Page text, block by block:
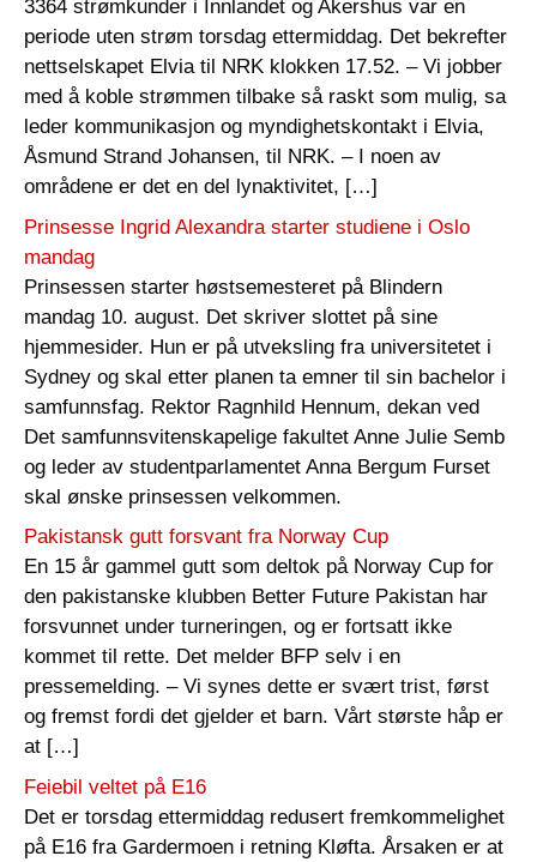
3364 strømkunder i Innlandet og Akershus var en
periode uten strøm torsdag ettermiddag. Det bekrefter
nettselskapet Elvia til NRK klokken 17.52. – Vi jobber
med å koble strømmen tilbake så raskt som mulig, sa
leder kommunikasjon og myndighetskontakt i Elvia,
Åsmund Strand Johansen, til NRK. – I noen av
områdene er det en del lynaktivitet, […]
Prinsesse Ingrid Alexandra starter studiene i Oslo
mandag
Prinsessen starter høstsemesteret på Blindern
mandag 10. august. Det skriver slottet på sine
hjemmesider. Hun er på utveksling fra universitetet i
Sydney og skal etter planen ta emner til sin bachelor i
samfunnsfag. Rektor Ragnhild Hennum, dekan ved
Det samfunnsvitenskapelige fakultet Anne Julie Semb
og leder av studentparlamentet Anna Bergum Furset
skal ønske prinsessen velkommen.
Pakistansk gutt forsvant fra Norway Cup
En 15 år gammel gutt som deltok på Norway Cup for
den pakistanske klubben Better Future Pakistan har
forsvunnet under turneringen, og er fortsatt ikke
kommet til rette. Det melder BFP selv i en
pressemelding. – Vi synes dette er svært trist, først
og fremst fordi det gjelder et barn. Vårt største håp er
at […]
Feiebil veltet på E16
Det er torsdag ettermiddag redusert fremkommelighet
på E16 fra Gardermoen i retning Kløfta. Årsaken er at